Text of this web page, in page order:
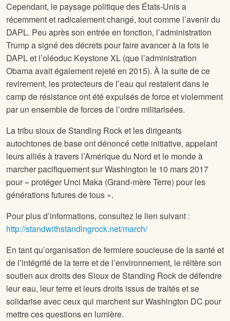
Cependant, le paysage politique des États-Unis a
récemment et radicalement changé, tout comme l’avenir du
DAPL. Peu après son entrée en fonction, l’administration
Trump a signé des décrets pour faire avancer à la fois le
DAPL et l’oléoduc Keystone XL (que l’administration
Obama avait également rejeté en 2015). À la suite de ce
revirement, les protecteurs de l’eau qui restaient dans le
camp de résistance ont été expulsés de force et violemment
par un ensemble de forces de l’ordre militarisées.
La tribu sioux de Standing Rock et les dirigeants
autochtones de base ont dénoncé cette initiative, appelant
leurs alliés à travers l’Amérique du Nord et le monde à
marcher pacifiquement sur Washington le 10 mars 2017
pour « protéger Unci Maka (Grand-mère Terre) pour les
générations futures de tous ».
Pour plus d’informations, consultez le lien suivant :
http://standwithstandingrock.net/march/
En tant qu’organisation de fermiere soucieuse de la santé et
de l’intégrité de la terre et de l’environnement, le réitère son
soutien aux droits des Sioux de Standing Rock de défendre
leur eau, leur terre et leurs droits issus de traités et se
solidarise avec ceux qui marchent sur Washington DC pour
mettre ces questions en lumière.